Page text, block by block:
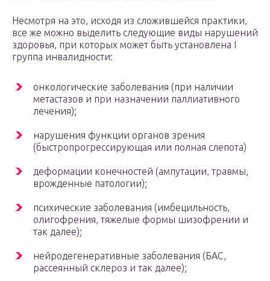
Несмотря на это, исходя из сложившейся практики,
все же можно выделить следующие виды нарушений
здоровья, при которых может быть установлена I
группа инвалидности:
онкологические заболевания (при наличии
метастазов и при назначении паллиативного
лечения);
нарушения функции органов зрения
(быстропрогрессирующая или полная слепота)
деформации конечностей (ампутации, травмы,
врожденные патологии);
психические заболевания (имбецильность,
олигофрения, тяжелые формы шизофрении и
так далее);
нейродегенеративные заболевания (БАС,
рассеянный склероз и так далее);